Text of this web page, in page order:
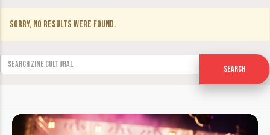
Sorry, no results were found.
Search for:
Search